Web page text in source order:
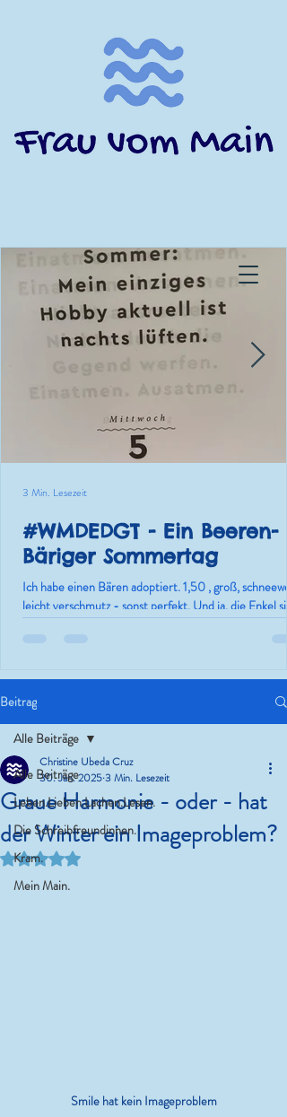
#WMDEDGT - Ein Beeren-
Bäriger Sommertag
Ich habe einen Bären adoptiert. 1,50 , groß,
leicht verschmutz - sonst perfekt. Und ja, die Enkel
3 Min. Lesezeit
Beitrag
Alle Beiträge
Leben.Lieben.Lachen.Lesen.
Die Schreibfreundinnen.
Kram.
Mein Main.
Alle Beiträge
Graue Harmonie - oder - hat
der Winter ein Imageproblem?
Christine Ubeda Cruz
30. Jan. 20253 Min. Lesezeit
Mit NaN von 5 Sternen bewertet.
Smile hat kein Imageproblem